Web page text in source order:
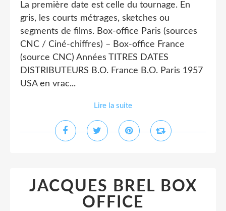
La première date est celle du tournage. En
gris, les courts métrages, sketches ou
segments de films. Box-office Paris (sources
CNC / Ciné-chiffres) – Box-office France
(source CNC) Années TITRES DATES
DISTRIBUTEURS B.O. France B.O. Paris 1957
USA en vrac...
Lire la suite
JACQUES BREL BOX
OFFICE